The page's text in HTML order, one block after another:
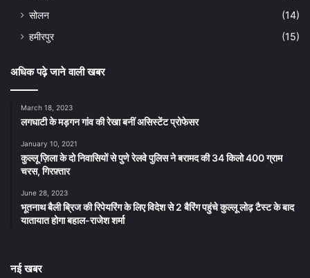
सोलन
(14)
हमीरपुर
(15)
अधिक पढ़े जाने वाली खबर
March 18, 2023
लगघाटी के मड़गन गांव की रेखा बनीं असिस्टेंट प्रोफेसर
January 10, 2021
कुल्लू ज़िला के दो निवासियों से पुणे रेलवे पुलिस ने बरामद की 34 किलो 400 ग्राम
चरस, गिरफ़्तार
June 28, 2023
भूतनाथ बैली ब्रिज की रिपेयरिंग के लिए विदेश से 2 बैरिंग पहुंचे कुल्लू लोढ़ टैस्ट के बाद
यातायात होगा बहाल-राजेश शर्मा
नई खबर